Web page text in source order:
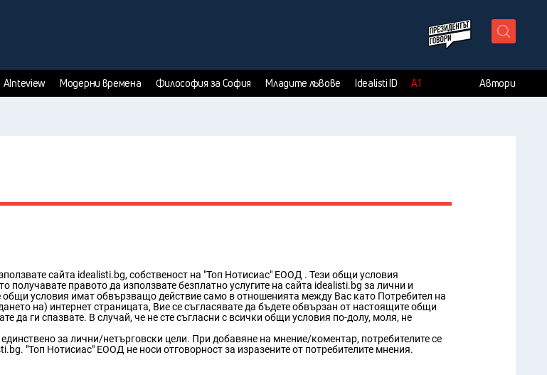
AInteview Модерни времена Философия за София Младите лъвове Idealisti ID А1 Автори
сайта idealisti.bg, собственост на "Топ Нотисиас" ЕООД . Тези общи условия
правото да използвате безплатно услугите на сайта idealisti.bg за лични и
условия имат обвързващо действие само в отношенията между Вас като Потребител на
на) интернет страницата, Вие се съгласявате да бъдете обвързан от настоящите общи
да ги спазвате. В случай, че не сте съгласни с всички общи условия по-долу, моля, не
за лични/нетърговски цели. При добавяне на мнение/коментар, потребителите се
"Топ Нотисиас" ЕООД не носи отговорност за изразените от потребителите мнения.